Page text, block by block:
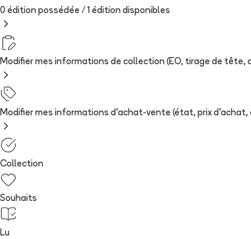
0 édition possédée / 1 édition disponibles
Modifier mes informations de collection (EO, tirage de tête,
Modifier mes informations d'achat-vente (état, prix d'achat,
Collection
Souhaits
Lu